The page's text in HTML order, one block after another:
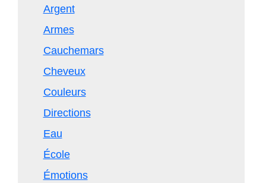
Argent
Armes
Cauchemars
Cheveux
Couleurs
Directions
Eau
École
Émotions